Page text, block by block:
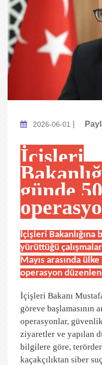
2026-06-01
İçişleri
günde
İçişleri Bakanlığına
yürüttüğü
Mayıs arasında
operasyon
İçişleri Bakanı
göreve başlamasının
operasyonlar,
ziyaretler ve yapılan
bilgilere göre,
kaçakçılıktan siber